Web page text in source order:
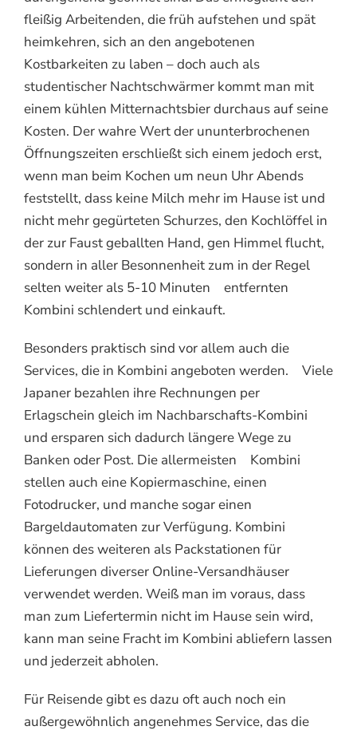
fleißig Arbeitenden, die früh aufstehen und spät
heimkehren, sich an den angebotenen
Kostbarkeiten zu laben – doch auch als
studentischer Nachtschwärmer kommt man mit
einem kühlen Mitternachtsbier durchaus auf seine
Kosten. Der wahre Wert der ununterbrochenen
Öffnungszeiten erschließt sich einem jedoch erst,
wenn man beim Kochen um neun Uhr Abends
feststellt, dass keine Milch mehr im Hause ist und
nicht mehr gegürteten Schurzes, den Kochlöffel in
der zur Faust geballten Hand, gen Himmel flucht,
sondern in aller Besonnenheit zum in der Regel
selten weiter als 5-10 Minuten entfernten
Kombini schlendert und einkauft.
Besonders praktisch sind vor allem auch die
Services, die in Kombini angeboten werden. Viele
Japaner bezahlen ihre Rechnungen per
Erlagschein gleich im Nachbarschafts-Kombini
und ersparen sich dadurch längere Wege zu
Banken oder Post. Die allermeisten Kombini
stellen auch eine Kopiermaschine, einen
Fotodrucker, und manche sogar einen
Bargeldautomaten zur Verfügung. Kombini
können des weiteren als Packstationen für
Lieferungen diverser Online-Versandhäuser
verwendet werden. Weiß man im voraus, dass
man zum Liefertermin nicht im Hause sein wird,
kann man seine Fracht im Kombini abliefern lassen
und jederzeit abholen.
Für Reisende gibt es dazu oft auch noch ein
außergewöhnlich angenehmes Service, das die